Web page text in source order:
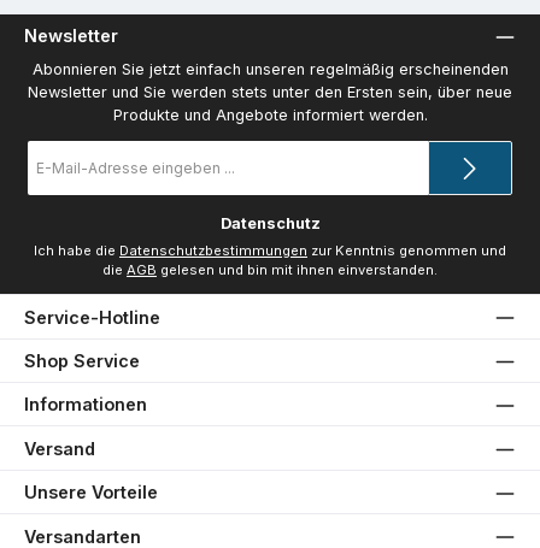
Newsletter
Abonnieren Sie jetzt einfach unseren regelmäßig erscheinenden
Newsletter und Sie werden stets unter den Ersten sein, über neue
Produkte und Angebote informiert werden.
Mail-
Adresse
Datenschutz
Ich habe die Datenschutzbestimmungen zur Kenntnis genommen und
die AGB gelesen und bin mit ihnen einverstanden.
Service-Hotline
Shop Service
Informationen
Versand
Unsere Vorteile
Versandarten